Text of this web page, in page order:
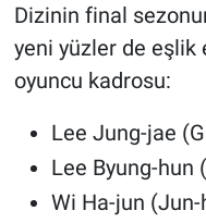
Dizinin final
yeni yüzler de eşlik
oyuncu kadrosu:
Lee Jung-jae
Lee Byung-hun
Wi Ha-jun (Jun-